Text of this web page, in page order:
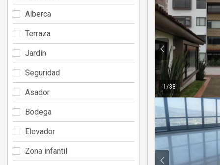
1 /38
Alberca
Terraza
Jardín
Seguridad
Asador
Bodega
Elevador
Zona infantil